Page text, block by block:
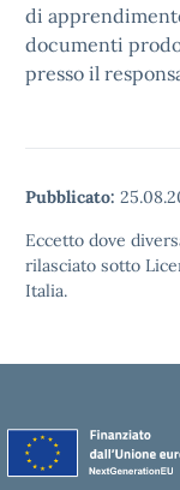
di
documenti
presso il
Pubblicato:
Eccetto dove
rilasciato sotto
Italia.